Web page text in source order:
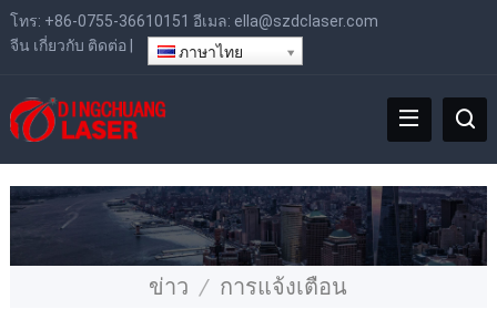
โทร: +86-0755-36610151 อีเมล: ella@szdclaser.com
จีน เกี่ยวกับ ติดต่อ ภาษาไทย
ข่าว การแจ้งเตือน